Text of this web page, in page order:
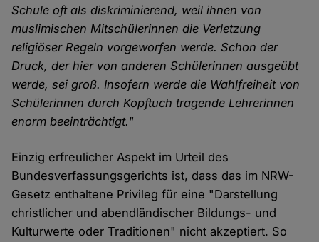
Schule oft als diskriminierend, weil ihnen von
muslimischen Mitschülerinnen die Verletzung
religiöser Regeln vorgeworfen werde. Schon der
Druck, der hier von anderen Schülerinnen ausgeübt
werde, sei groß. Insofern werde die Wahlfreiheit von
Schülerinnen durch Kopftuch tragende Lehrerinnen
enorm beeinträchtigt."
Einzig erfreulicher Aspekt im Urteil des
Bundesverfassungsgerichts ist, dass das im NRW-
Gesetz enthaltene Privileg für eine "Darstellung
christlicher und abendländischer Bildungs- und
Kulturwerte oder Traditionen" nicht akzeptiert. So